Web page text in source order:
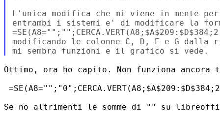
L'unica modifica che mi viene in mente
entrambi i sistemi e' di modificare la
modificando le colonne C, D, E e G
Ottimo, ora ho capito. Non funziona
Se no altrimenti le somme di "" su